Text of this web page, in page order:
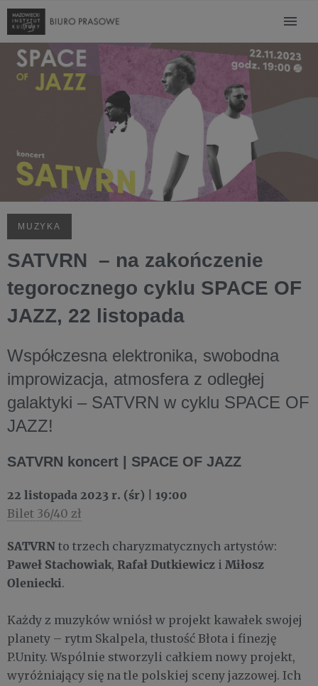
MUZYKA
SATVRN – na zakończenie
tegorocznego cyklu SPACE OF
JAZZ, 22 listopada
Współczesna elektronika, swobodna
improwizacja, atmosfera z odległej
galaktyki – SATVRN w cyklu SPACE OF
JAZZ!
SATVRN koncert | SPACE OF JAZZ
22 listopada 2023 r. (śr) | 19:00
Bilet 36/40 zł
SATVRN to trzech charyzmatycznych artystów:
Paweł Stachowiak, Rafał Dutkiewicz i Miłosz
Oleniecki.
Każdy z muzyków wniósł w projekt kawałek swojej
planety – rytm Skalpela, tłustość Błota i finezję
P.Unity. Wspólnie stworzyli całkiem nowy projekt,
wyróżniający się na tle polskiej sceny jazzowej. Ich